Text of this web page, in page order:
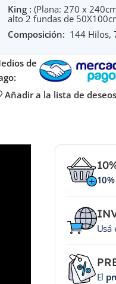
King : (Plana: 270 x
alto 2 fundas de
Composición: 144 Hilos,
de
Añadir a la lista de deseos
Usá
El